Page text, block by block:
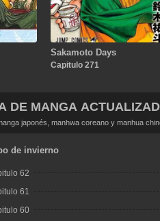
Sakamoto Days
Capitulo 271
DE MANGA
japonés, manhwa coreano y manhua
de invierno
62
61
60